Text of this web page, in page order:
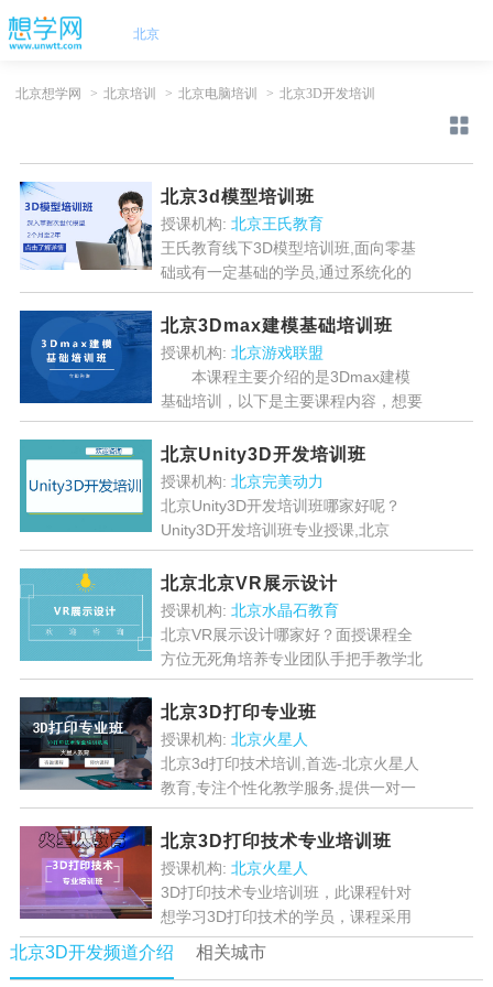
北京
北京想学网 > 北京培训 > 北京电脑培训 > 北京3D开发培训
北京3d模型培训班
授课机构: 北京王氏教育
王氏教育线下3D模型培训班,面向零基
础或有一定基础的学员,通过系统化的
教学设置,全程辅导教学,使学员能独立
掌握完整制作场景建模,3D建模,3D模
型,角色建模技巧...[详情]
北京3Dmax建模基础培训班
授课机构: 北京游戏联盟
本课程主要介绍的是3Dmax建模
基础培训，以下是主要课程内容，想要
学习的学员可以在线咨询我们课程老师
哦。...[详情]
北京Unity3D开发培训班
授课机构: 北京完美动力
北京Unity3D开发培训班哪家好呢？
Unity3D开发培训班专业授课,北京
Unity3D开发培训班优选-北京完美动
力...[详情]
北京北京VR展示设计
授课机构: 北京水晶石教育
北京VR展示设计哪家好？面授课程全
方位无死角培养专业团队手把手教学北
京VR展示设计优选-水晶石教育...[详
情]
北京3D打印专业班
授课机构: 北京火星人
北京3d打印技术培训,首选-北京火星人
教育,专注个性化教学服务,提供一对一
3d打印技术班,专业手把手教学,理论
+实操,帮助学生在短时间内完全掌握3d
打印技术...[详情]
北京3D打印技术专业培训班
授课机构: 北京火星人
3D打印技术专业培训班，此课程针对
想学习3D打印技术的学员，课程采用
火星人专门聘请的3D打印专业老师教
学服务，以3D打印所使用的软件和模
北京3D开发频道介绍 相关城市